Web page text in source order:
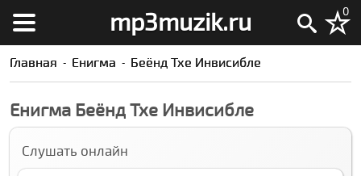
mp3muzik.ru 0
Главная Енигма Беёнд Тхе Инвисибле
Енигма Беёнд Тхе Инвисибле
Слушать онлайн